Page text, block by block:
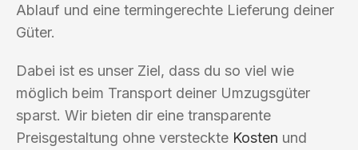
Ablauf und eine termingerechte Lieferung deiner
Güter.
Dabei ist es unser Ziel, dass du so viel wie
möglich beim Transport deiner Umzugsgüter
sparst. Wir bieten dir eine transparente
Preisgestaltung ohne versteckte Kosten und